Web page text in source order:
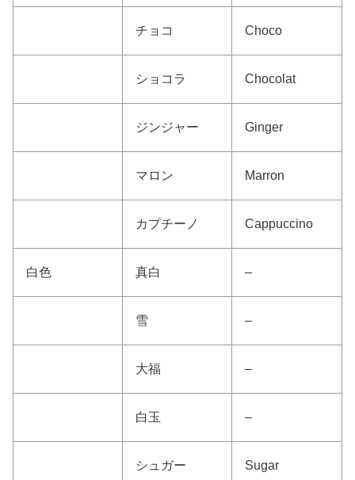
チョコ Choco
ショコラ Chocolat
ジンジャー Ginger
マロン Marron
カプチーノ Cappuccino
白色 真白 –
雪 –
大福 –
白玉 –
シュガー Sugar